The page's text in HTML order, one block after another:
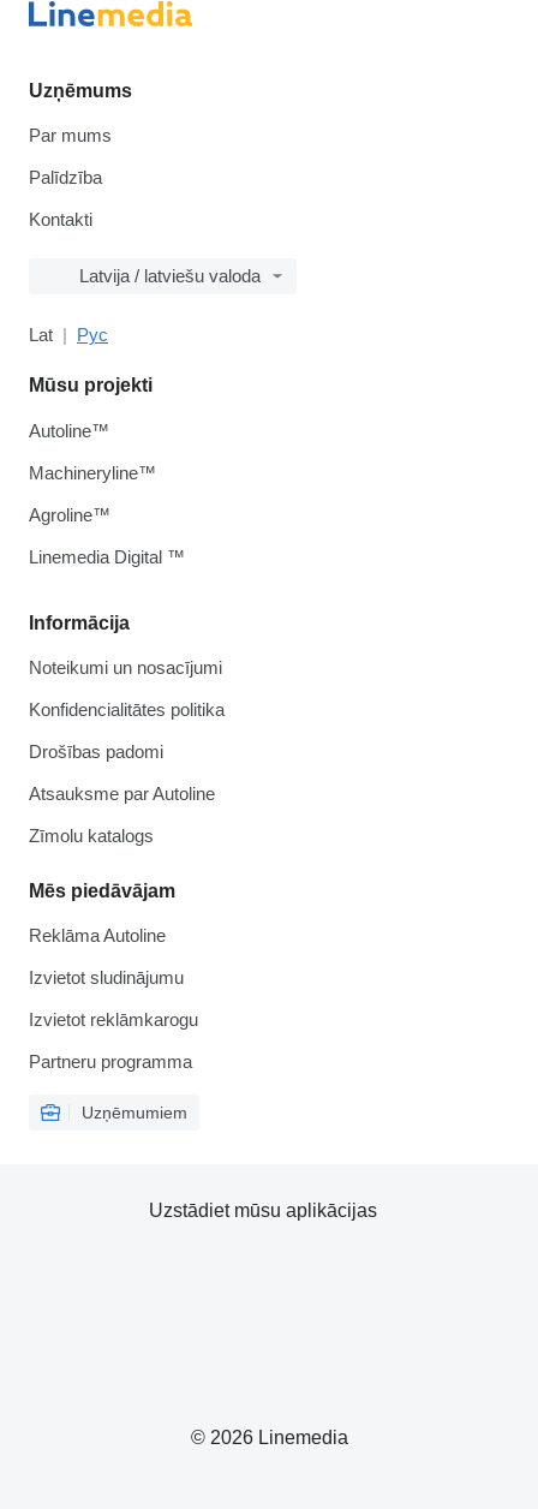
Uzņēmums
Par mums
Palīdzība
Kontakti
Latvija / latviešu valoda
Lat Рус
Informācija
Noteikumi un nosacījumi
Konfidencialitātes politika
Drošības padomi
Atsauksme par Autoline
Zīmolu katalogs
Mēs piedāvājam
Reklāma Autoline
Izvietot sludinājumu
Izvietot reklāmkarogu
Partneru programma
Uzņēmumiem
Mūsu projekti
Autoline™
Machineryline™
Agroline™
Linemedia Digital ™
© 2026 Linemedia
Uzstādiet mūsu aplikācijas